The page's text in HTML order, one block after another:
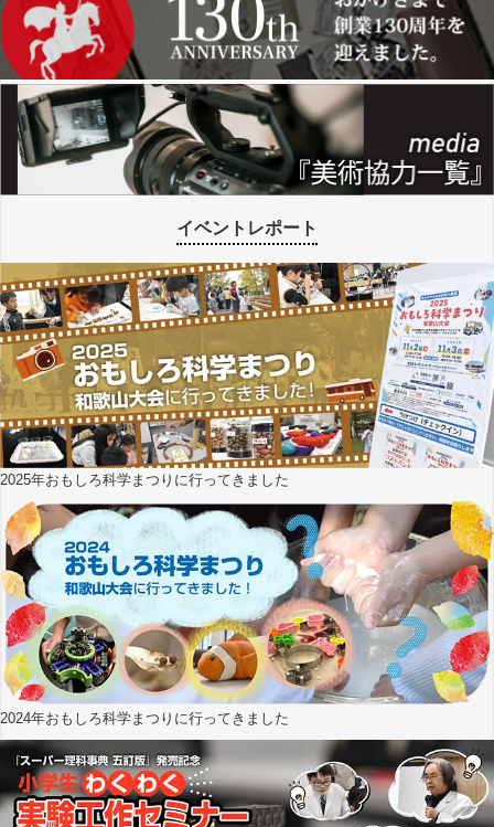
イベントレポート
2025年おもしろ科学まつりに行ってきました
2024年おもしろ科学まつりに行ってきました